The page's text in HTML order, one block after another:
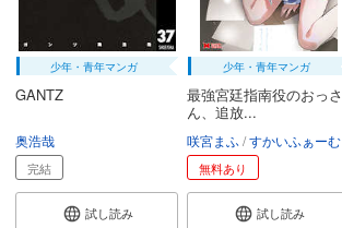
少年・青年マンガ
GANTZ
奥浩哉
完結
試し読み
少年・青年マンガ
最強宮廷指南役のおっさ
ん、追放...
咲宮まふ すかいふぁーむ
無料あり
試し読み